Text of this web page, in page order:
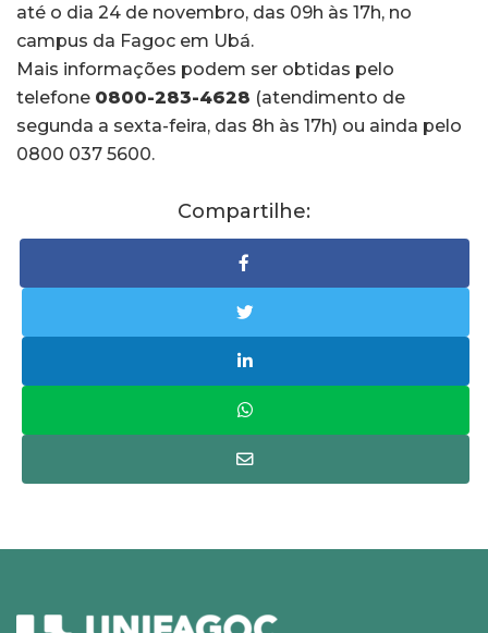
até o dia 24 de novembro, das 09h às 17h, no
campus da Fagoc em Ubá.
Mais informações podem ser obtidas pelo
telefone 0800-283-4628 (atendimento de
segunda a sexta-feira, das 8h às 17h) ou ainda pelo
0800 037 5600.
Compartilhe: